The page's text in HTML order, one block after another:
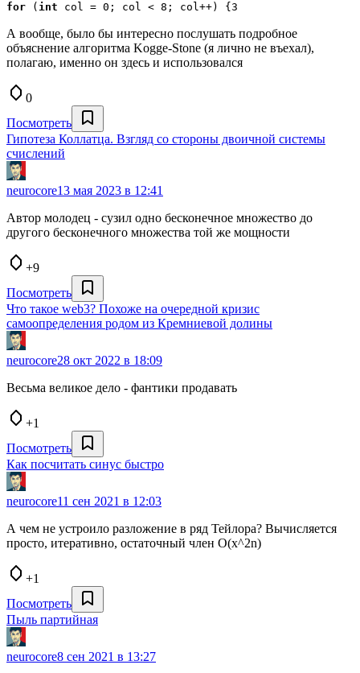
for ( int col = 0; col < 8; col++) {3
А вообще, было бы интересно послушать подробное
объяснение алгоритма Kogge-Stone (я лично не въехал),
полагаю, именно он здесь и использовался
0
Посмотреть
Гипотеза Коллатца. Взгляд со стороны двоичной системы
счислений
neurocore13 мая 2023 в 12:41
Автор молодец - сузил одно бесконечное множество до
другого бесконечного множества той же мощности
+9
Посмотреть
Что такое web3? Похоже на очередной кризис
самоопределения родом из Кремниевой долины
neurocore28 окт 2022 в 18:09
Весьма великое дело - фантики продавать
+1
Посмотреть
Как посчитать синус быстро
neurocore11 сен 2021 в 12:03
А чем не устроило разложение в ряд Тейлора? Вычисляется
просто, итеративно, остаточный член O(x^2n)
+1
Посмотреть
Пыль партийная
neurocore8 сен 2021 в 13:27